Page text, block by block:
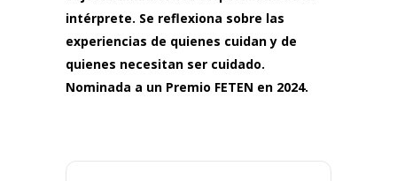
intérprete. Se reflexiona sobre las
experiencias de quienes cuidan y de
quienes necesitan ser cuidado.
Nominada a un Premio FETEN en 2024.